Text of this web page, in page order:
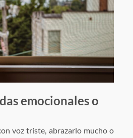
emocionales o
voz triste, abrazarlo mucho o